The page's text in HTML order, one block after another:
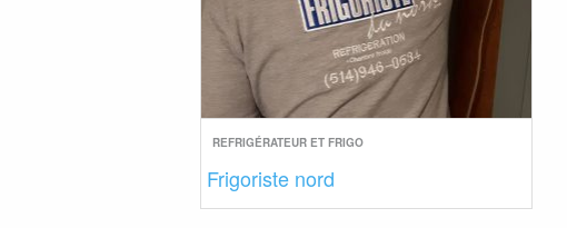
REFRIGÉRATEUR ET FRIGO
Frigoriste nord